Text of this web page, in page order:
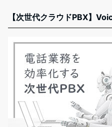
【次世代クラウドPBX】